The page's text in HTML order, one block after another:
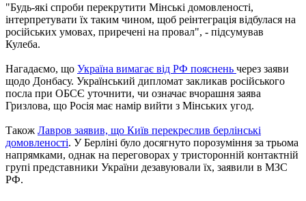
"Будь-які спроби перекрутити Мінські домовленості,
інтерпретувати їх таким чином, щоб реінтеграція відбулася на
російських умовах, приречені на провал", - підсумував
Кулеба.
Нагадаємо, що Україна вимагає від РФ пояснень через заяви
щодо Донбасу. Український дипломат закликав російського
посла при ОБСЄ уточнити, чи означає вчорашня заява
Гризлова, що Росія має намір вийти з Мінських угод.
Також Лавров заявив, що Київ перекреслив берлінські
домовленості. У Берліні було досягнуто порозуміння за трьома
напрямками, однак на переговорах у тристоронній контактній
групі представники України дезавуювали їх, заявили в МЗС
РФ.